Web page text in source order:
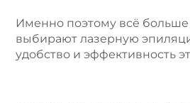
Именно поэтому всё больше
выбирают лазерную
удобство и эффективность